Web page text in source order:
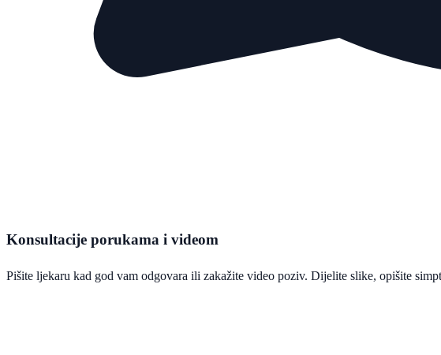
Konsultacije porukama i videom
Pišite ljekaru kad god vam odgovara ili zakažite video poziv. Dijelite slike, opišite